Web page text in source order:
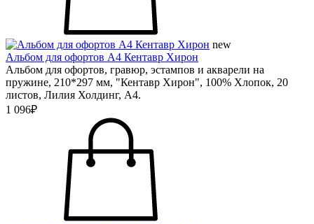
new
Альбом для офортов А4 Кентавр Хирон
Альбом для офортов, гравюр, эстампов и акварели на
пружине, 210*297 мм, "Кентавр Хирон", 100% Хлопок, 20
листов, Лилия Холдинг, А4.
1 096₽